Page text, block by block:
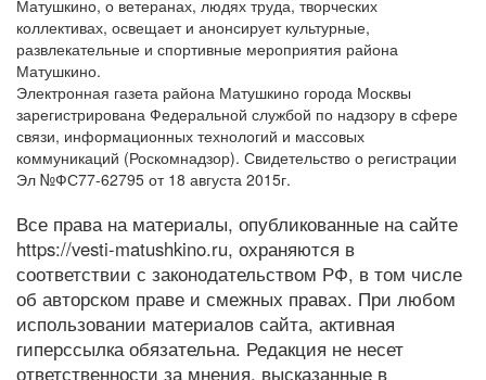
Матушкино, о ветеранах, людях труда, творческих
коллективах, освещает и анонсирует культурные,
развлекательные и спортивные мероприятия района
Матушкино.
Электронная газета района Матушкино города Москвы
зарегистрирована Федеральной службой по надзору в сфере
связи, информационных технологий и массовых
коммуникаций (Роскомнадзор). Свидетельство о регистрации
Эл №ФС77-62795 от 18 августа 2015г.
Все права на материалы, опубликованные на сайте
https://vesti-matushkino.ru, охраняются в
соответствии с законодательством РФ, в том числе
об авторском праве и смежных правах. При любом
использовании материалов сайта, активная
гиперссылка обязательна. Редакция не несет
ответственности за мнения, высказанные в